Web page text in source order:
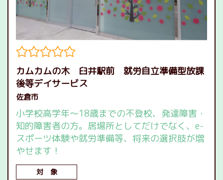
カムカムの木 臼井駅前 就労自立準備型放課
後等デイサービス
佐倉市
小学校高学年～18歳までの不登校、発達障害・
知的障害者の方。居場所としてだけでなく、e-
スポーツ体験や就労準備等、将来の選択肢が増
やせます！
対 象